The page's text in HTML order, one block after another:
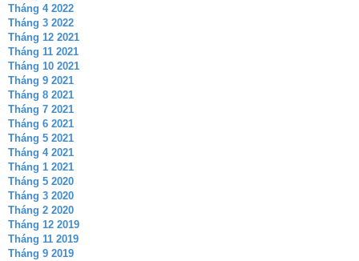
Tháng 4 2022
Tháng 3 2022
Tháng 12 2021
Tháng 11 2021
Tháng 10 2021
Tháng 9 2021
Tháng 8 2021
Tháng 7 2021
Tháng 6 2021
Tháng 5 2021
Tháng 4 2021
Tháng 1 2021
Tháng 5 2020
Tháng 3 2020
Tháng 2 2020
Tháng 12 2019
Tháng 11 2019
Tháng 9 2019